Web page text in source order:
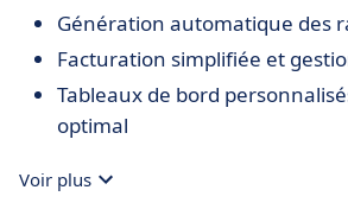
Génération automatique des
Facturation simplifiée et
Tableaux de bord
optimal
Voir plus